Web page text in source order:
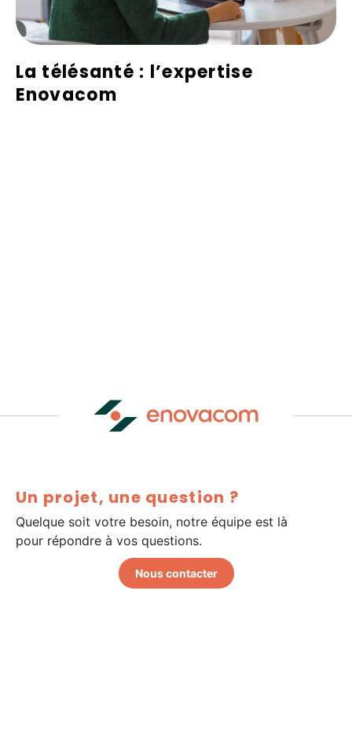
La télésanté : l’expertise
Enovacom
Un projet, une question ?
Quelque soit votre besoin, notre équipe est là
pour répondre à vos questions.
Nous contacter